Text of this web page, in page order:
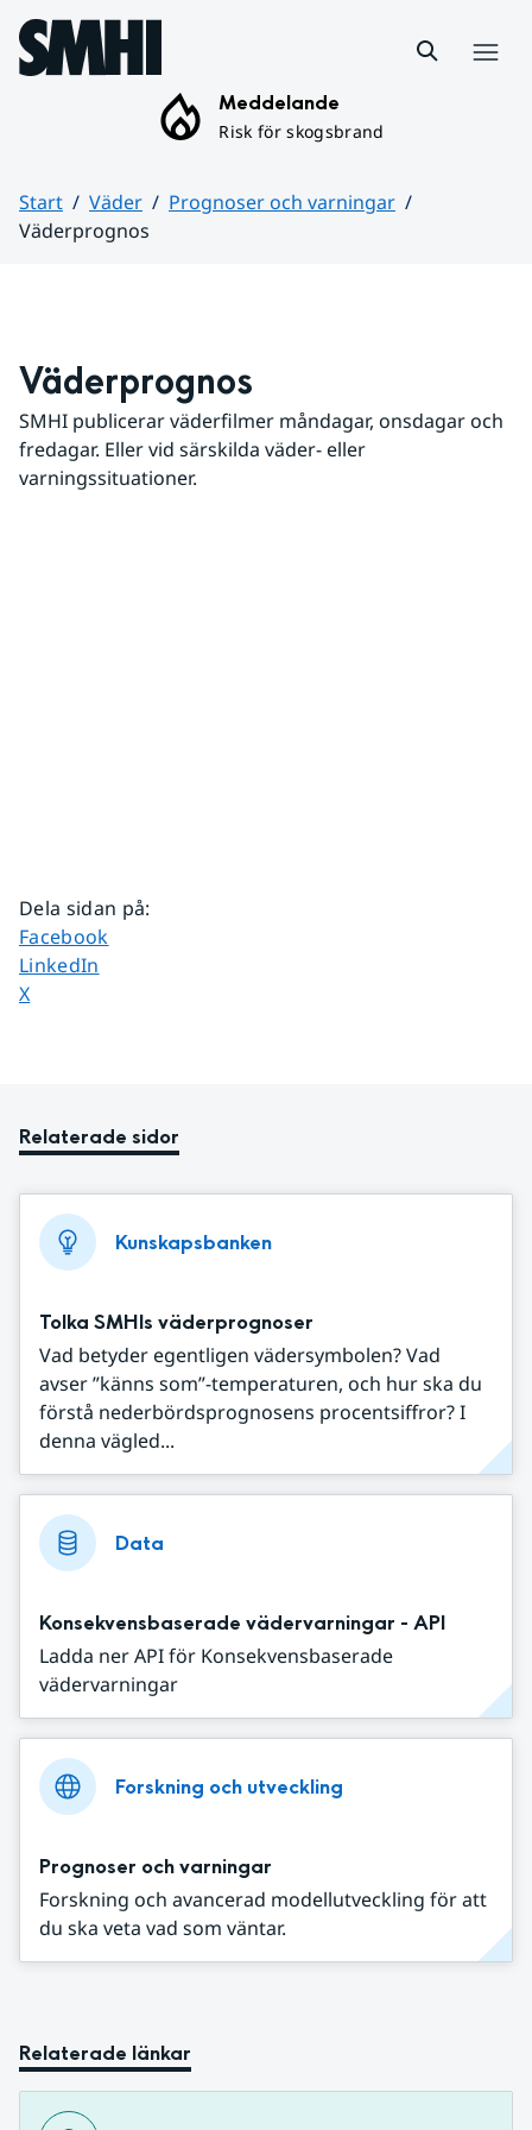
Hoppa till sidans innehåll
Meddelande
Risk för skogsbrand
Start Väder
Prognoser och varningar
Väderprognos
Väderprognos
SMHI publicerar väderfilmer måndagar, onsdagar och
fredagar. Eller vid särskilda väder- eller
varningssituationer.
Dela sidan på:
Dela sidan på
Facebook
Dela sidan på
LinkedIn
Dela sidan på
X
Relaterade sidor
Kunskapsbanken
Tolka SMHIs väderprognoser
Vad betyder egentligen vädersymbolen? Vad
avser ”känns som”-temperaturen, och hur ska du
förstå nederbördsprognosens procentsiffror? I
denna vägled...
Data
Konsekvensbaserade vädervarningar - API
Ladda ner API för Konsekvensbaserade
vädervarningar
Forskning och utveckling
Prognoser och varningar
Forskning och avancerad modellutveckling för att
du ska veta vad som väntar.
Relaterade länkar